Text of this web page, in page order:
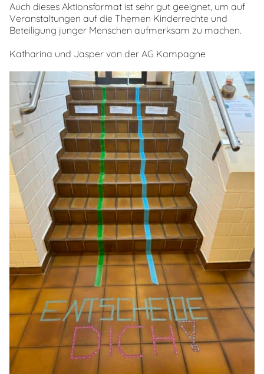
Auch dieses Aktionsformat ist sehr gut geeignet, um auf
Veranstaltungen auf die Themen Kinderrechte und
Beteiligung junger Menschen aufmerksam zu machen.
Katharina und Jasper von der AG Kampagne